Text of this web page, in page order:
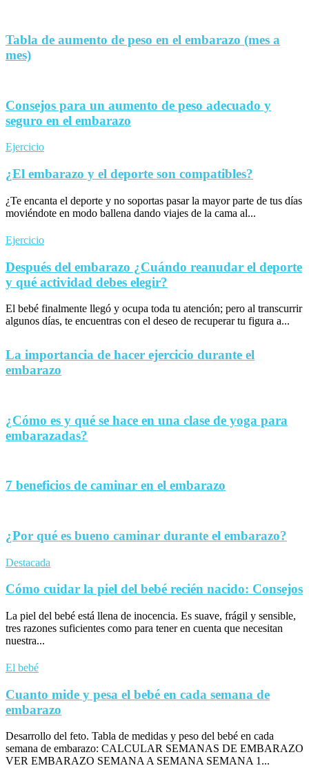
Tabla de aumento de peso en el embarazo (mes a
mes)
Consejos para un aumento de peso adecuado y
seguro en el embarazo
Ejercicio
¿El embarazo y el deporte son compatibles?
¿Te encanta el deporte y no soportas pasar la mayor parte de tus días
moviéndote en modo ballena dando viajes de la cama al...
Ejercicio
Después del embarazo ¿Cuándo reanudar el deporte
y qué actividad debes elegir?
El bebé finalmente llegó y ocupa toda tu atención; pero al transcurrir
algunos días, te encuentras con el deseo de recuperar tu figura a...
La importancia de hacer ejercicio durante el
embarazo
¿Cómo es y qué se hace en una clase de yoga para
embarazadas?
7 beneficios de caminar en el embarazo
¿Por qué es bueno caminar durante el embarazo?
Destacada
Cómo cuidar la piel del bebé recién nacido: Consejos
La piel del bebé está llena de inocencia. Es suave, frágil y sensible,
tres razones suficientes como para tener en cuenta que necesitan
nuestra...
El bebé
Cuanto mide y pesa el bebé en cada semana de
embarazo
Desarrollo del feto. Tabla de medidas y peso del bebé en cada
semana de embarazo: CALCULAR SEMANAS DE EMBARAZO
VER EMBARAZO SEMANA A SEMANA SEMANA 1...